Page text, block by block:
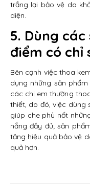
trắng lại bảo vệ da
diện.
5. Dùng
điểm có chỉ
Bên cạnh việc thoa
dụng những sản
các chị em thường
thiết, do đó, việc dùng
giúp che phủ nốt
nắng đầy đủ; sản
tăng hiệu quả bảo vệ
quả hơn.